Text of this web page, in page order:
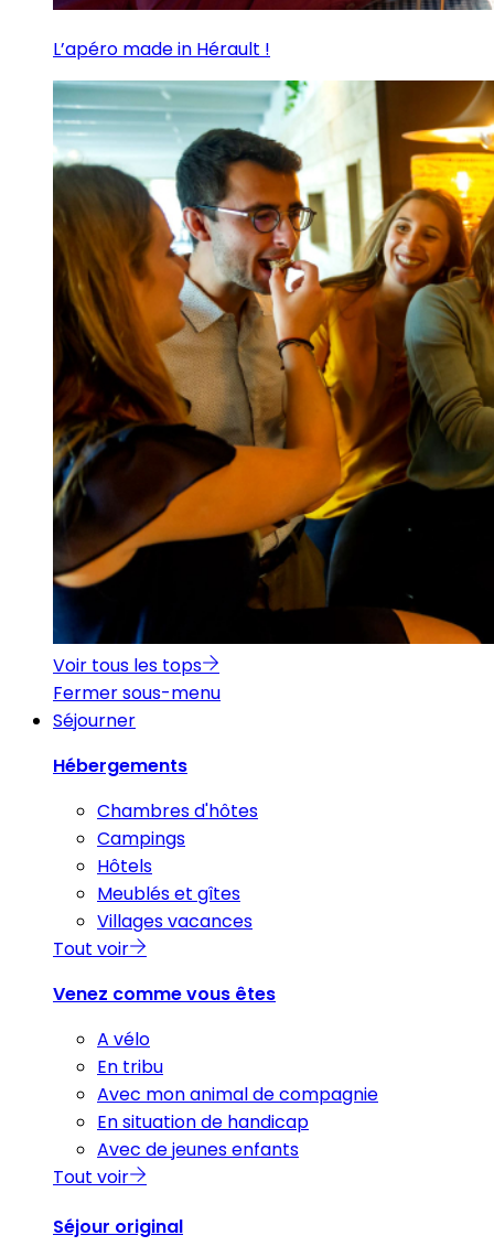
L’apéro made in Hérault !
Voir tous les tops
Fermer sous-menu
Séjourner
Hébergements
Chambres d'hôtes
Campings
Hôtels
Meublés et gîtes
Villages vacances
Tout voir
Venez comme vous êtes
A vélo
En tribu
Avec mon animal de compagnie
En situation de handicap
Avec de jeunes enfants
Tout voir
Séjour original